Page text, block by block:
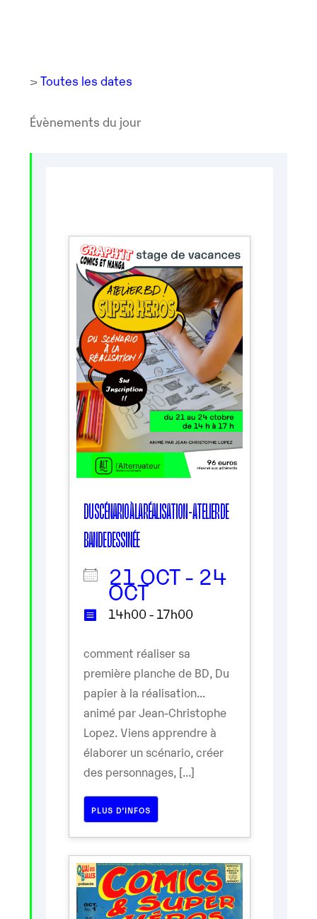
> Toutes les dates
Évènements du jour
DU SCÉNARIO À LA RÉALISATION - ATELIER DE
BANDE DESSINÉE
21 OCT - 24
OCT
14h00 - 17h00
comment réaliser sa
première planche de BD, Du
papier à la réalisation...
animé par Jean-Christophe
Lopez. Viens apprendre à
élaborer un scénario, créer
des personnages, [...]
PLUS D’INFOS